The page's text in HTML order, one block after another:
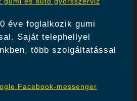
éve foglalkozik gumi
Saját telephellyel
több szolgáltatással
Facebook-messenger